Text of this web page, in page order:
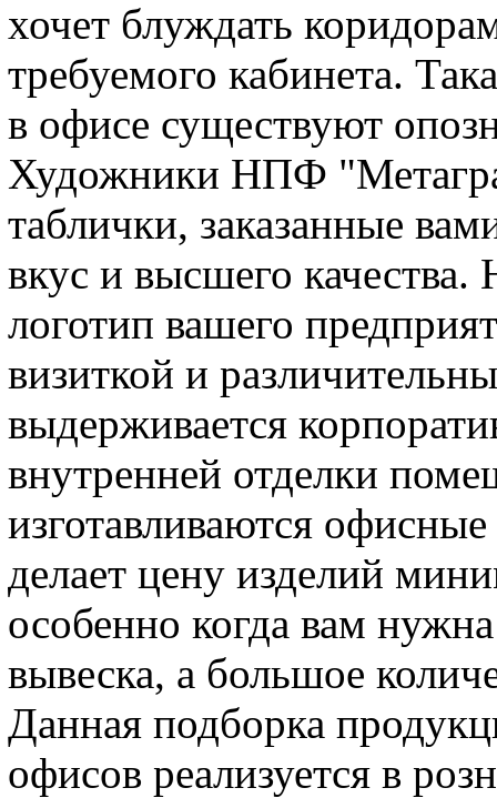
хочет блуждать
требуемого кабинета.
в офисе существуют
Художники НПФ
таблички, заказанные
вкус и высшего
логотип вашего
визиткой и
выдерживается
внутренней отделки
изготавливаются
делает цену изделий
особенно когда вам
вывеска, а большое
Данная подборка
офисов реализуется в